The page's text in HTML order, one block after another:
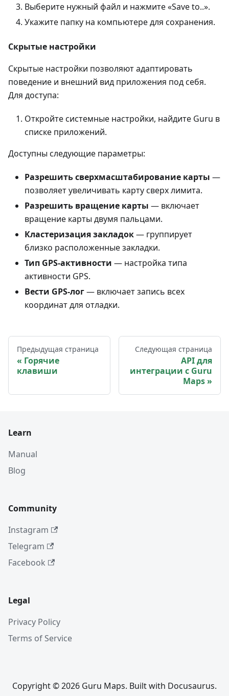
Выберите нужный файл и нажмите «Save to..».
Укажите папку на компьютере для сохранения.
Скрытые настройки
Скрытые настройки позволяют адаптировать
поведение и внешний вид приложения под себя.
Для доступа:
Откройте системные настройки, найдите Guru в
списке приложений.
Доступны следующие параметры:
Разрешить сверхмасштабирование карты —
позволяет увеличивать карту сверх лимита.
Разрешить вращение карты — включает
вращение карты двумя пальцами.
Кластеризация закладок— группирует
близко расположенные закладки.
Тип GPS-активности — настройка типа
активности GPS.
Вести GPS-лог— включает запись всех
координат для отладки.
Предыдущая страница
Горячие
клавиши
Следующая страница
API для
интеграции с Guru
Maps
Learn
Manual
Blog
Community
Instagram
Telegram
Facebook
Legal
Privacy Policy
Terms of Service
Copyright © 2026 Guru Maps. Built with Docusaurus.